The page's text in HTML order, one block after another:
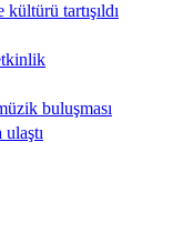
tartışıldı
buluşması